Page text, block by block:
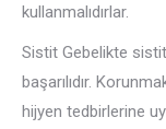
kullanmalıdırlar.
Sistit Gebelikte
başarılıdır.
hijyen tedbirlerine